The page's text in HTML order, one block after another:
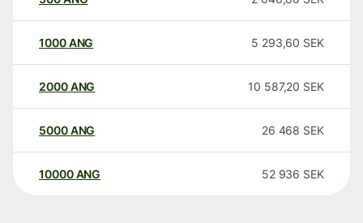
1000ANG 5 293,60 SEK
2000ANG 10 587,20 SEK
5000ANG 26 468 SEK
10000 ANG 52 936 SEK